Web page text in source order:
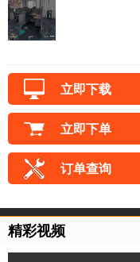
立即下载
立即下单
订单查询
精彩视频